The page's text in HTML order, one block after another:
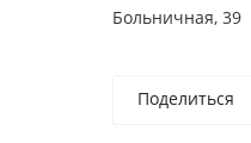
Больничная, 39
Поделиться